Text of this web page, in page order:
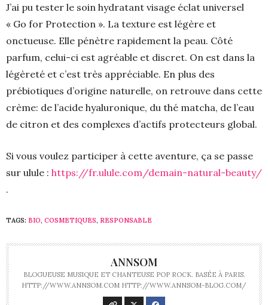
J’ai pu tester le soin hydratant visage éclat universel
« Go for Protection ». La texture est légère et
onctueuse. Elle pénètre rapidement la peau. Côté
parfum, celui-ci est agréable et discret. On est dans la
légèreté et c’est très appréciable. En plus des
prébiotiques d’origine naturelle, on retrouve dans cette
crème: de l’acide hyaluronique, du thé matcha, de l’eau
de citron et des complexes d’actifs protecteurs global.
Si vous voulez participer à cette aventure, ça se passe
sur ulule : https://fr.ulule.com/demain-natural-beauty/
.
TAGS: BIO, COSMETIQUES, RESPONSABLE
ANNSOM
BLOGUEUSE MUSIQUE ET CHANTEUSE POP ROCK. BASÉE À PARIS.
HTTP://WWW.ANNSOM.COM HTTP://WWW.ANNSOM-BLOG.COM/